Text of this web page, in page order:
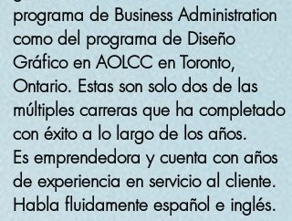
programa de Business Administration
como del programa de Diseño
Gráfico en AOLCC en Toronto,
Ontario. Estas son solo dos de las
múltiples carreras que ha completado
con éxito a lo largo de los años.
Es emprendedora y cuenta con años
de experiencia en servicio al cliente.
Habla fluidamente español e inglés.